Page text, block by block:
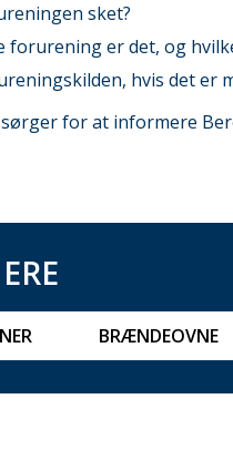
sket?
forurening er det, og
hvis det er
for at informere
BRÆNDEOVNE